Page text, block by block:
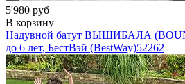
5'980 руб
В корзину
Надувной батут ВЫШИБАЛА
до 6 лет, БестВэй (BestWay)52262